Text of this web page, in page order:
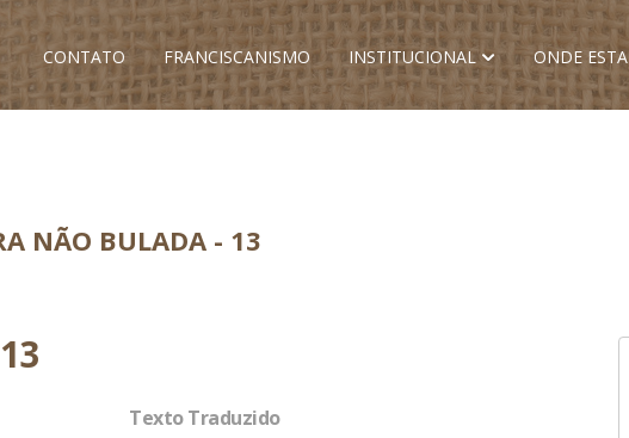
CONTATO FRANCISCANISMO INSTITUCIONAL ONDE
NÃO BULADA - 13
Texto Traduzido